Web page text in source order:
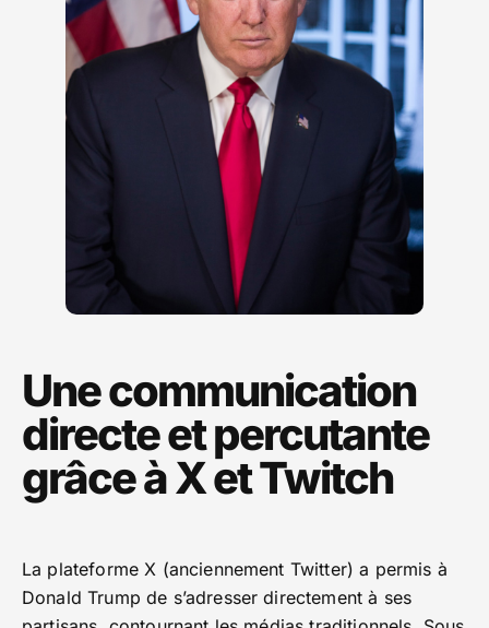
Une communication
directe et percutante
grâce à X et Twitch
La plateforme X (anciennement Twitter) a permis à
Donald Trump de s’adresser directement à ses